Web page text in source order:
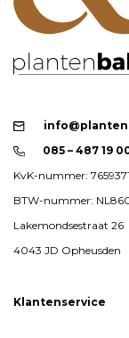
085 – 487 19
KvK-nummer:
BTW-nummer:
Lakemondsestraat 26
4043 JD Opheusden
Klantenservice